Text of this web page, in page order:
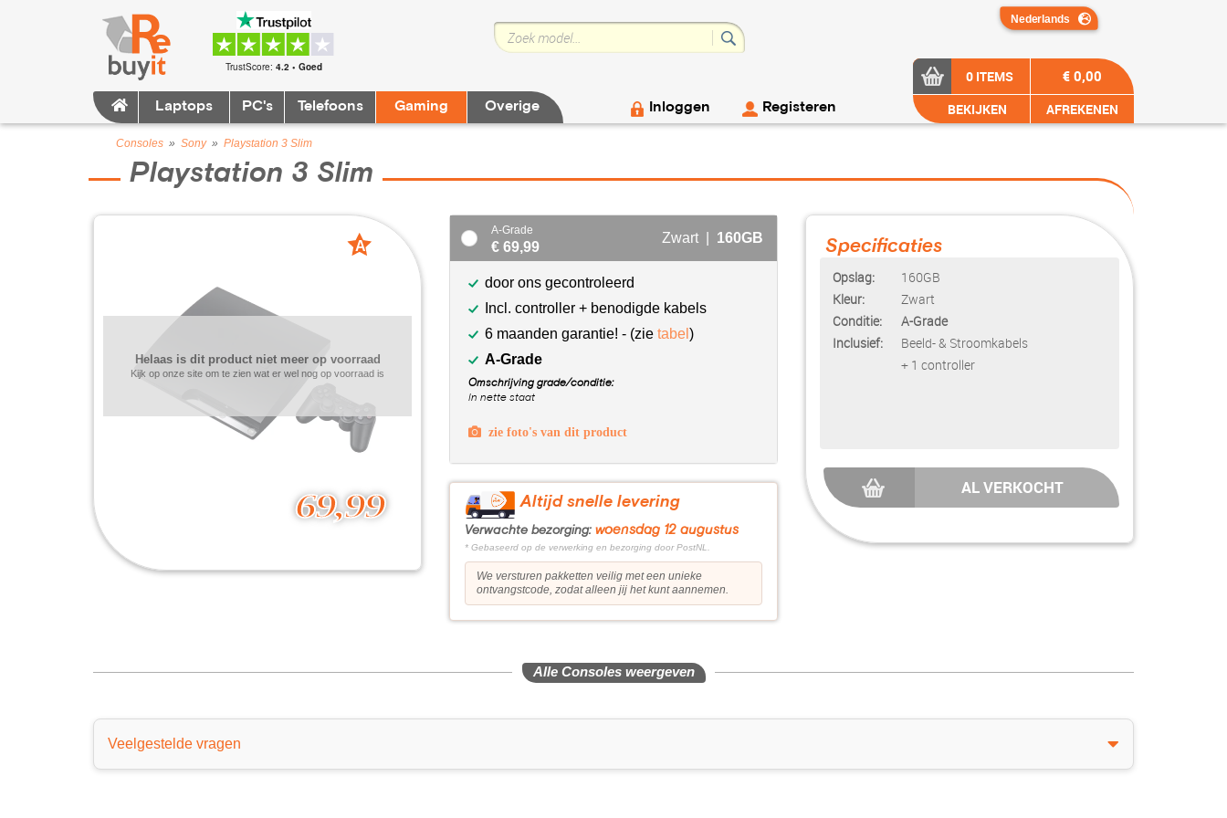
TrustScore: 4.2 • Goed
Laptops PC's Telefoons Gaming Overige Inloggen Registeren
0 ITEMS
BEKIJKEN
€ 0,00
AFREKENEN
Consoles » Sony» Playstation 3 Slim
Playstation 3 Slim
69,99
Helaas is dit product niet meer op voorraad
Kijk op onze site om te zien wat er wel nog op voorraad is
A
A-Grade
€ 69,99
Zwart | 160GB
door ons gecontroleerd
Incl. controller + benodigde kabels
6 maanden garantie! - (zie tabel )
A-Grade
Omschrijving grade/conditie:
In nette staat
zie foto's van dit product
Altijd snelle levering
Verwachte bezorging: woensdag 12 augustus
* Gebaseerd op de verwerking en bezorging door PostNL.
We versturen pakketten veilig met een unieke
ontvangstcode, zodat alleen jij het kunt aannemen.
Specificaties
Opslag:
Kleur:
Conditie:
Inclusief:
160GB
Zwart
A-Grade
Beeld- & Stroomkabels
+ 1 controller
AL VERKOCHT
Alle Consoles weergeven
Veelgestelde vragen